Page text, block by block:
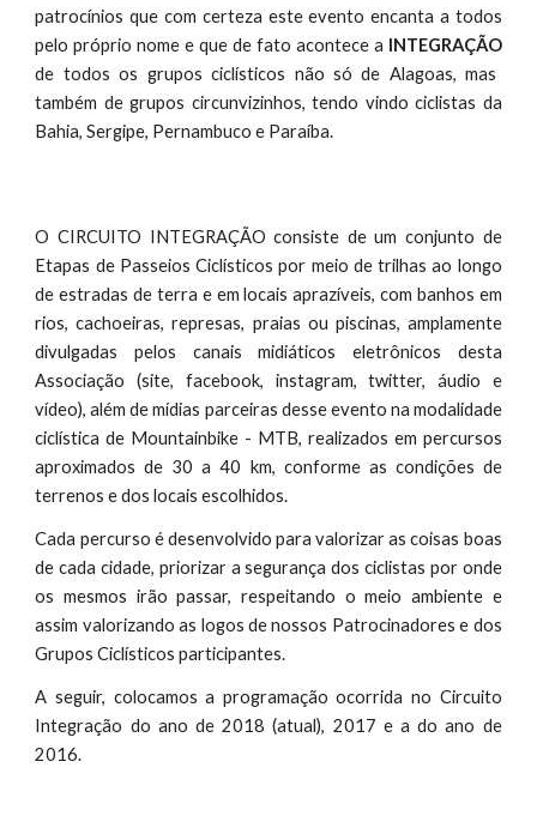
patrocínios que com certeza este evento encanta a todos
pelo próprio nome e que de fato acontece a INTEGRAÇÃO
de todos os grupos ciclísticos não só de Alagoas, mas
também de grupos circunvizinhos, tendo vindo ciclistas da
Bahia, Sergipe, Pernambuco e Paraíba.
O CIRCUITO INTEGRAÇÃO consiste de um conjunto de
Etapas de Passeios Ciclísticos por meio de trilhas ao longo
de estradas de terra e em locais aprazíveis, com banhos em
rios, cachoeiras, represas, praias ou piscinas, amplamente
divulgadas pelos canais midiáticos eletrônicos desta
Associação (site, facebook, instagram, twitter, áudio e
vídeo), além de mídias parceiras desse evento na modalidade
ciclística de Mountainbike - MTB, realizados em percursos
aproximados de 30 a 40 km, conforme as condições de
terrenos e dos locais escolhidos.
Cada percurso é desenvolvido para valorizar as coisas boas
de cada cidade, priorizar a segurança dos ciclistas por onde
os mesmos irão passar, respeitando o meio ambiente e
assim valorizando as logos de nossos Patrocinadores e dos
Grupos Ciclísticos participantes.
A seguir, colocamos a programação ocorrida no Circuito
Integração do ano de 2018 (atual), 2017 e a do ano de
2016.